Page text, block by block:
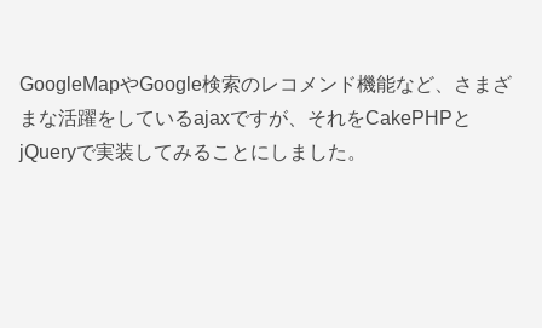
GoogleMapやGoogle検索のレコメンド機能など、さまざ
まな活躍をしているajaxですが、それをCakePHPと
jQueryで実装してみることにしました。